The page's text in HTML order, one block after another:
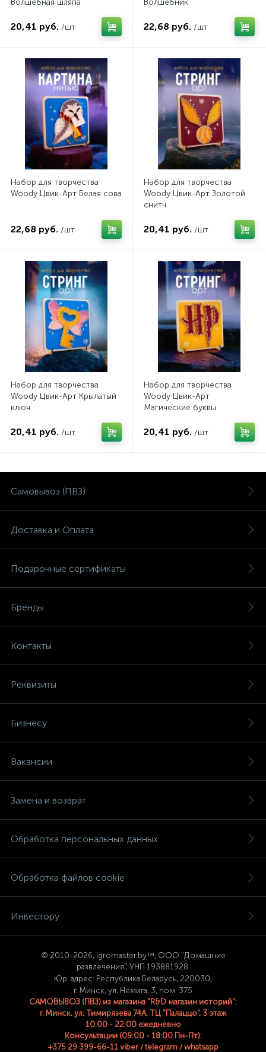
Волшебная шляпа
20,41 руб. /шт
Волшебник
22,68 руб. /шт
Набор для творчества
Woody Цвик-Арт Белая сова
22,68 руб. /шт
Набор для творчества
Woody Цвик-Арт Золотой
снитч
20,41 руб. /шт
Набор для творчества
Woody Цвик-Арт Крылатый
ключ
20,41 руб. /шт
Набор для творчества
Woody Цвик-Арт
Магические буквы
20,41 руб. /шт
Самовывоз (ПВЗ)
Доставка и Оплата
Подарочные сертификаты
Бренды
Контакты
Реквизиты
Бизнесу
Вакансии
Замена и возврат
Обработка персональных данных
Обработка файлов cookie
Инвестору
© 2010-2026, igromaster.by™, ООО "Домашние
развлечения", УНП 193881928.
Юр. адрес: Республика Беларусь, 220030,
г. Минск, ул. Немига, 3, пом. 375
САМОВЫВОЗ (ПВЗ) из магазина "R&D магазин историй":
г. Минск, ул. Тимирязева 74A, ТЦ "Палаццо", 3 этаж
10:00 - 22:00 ежедневно
Консультации (09:00 - 18:00 Пн-Пт):
+375 29 399-66-11 viber / telegram / whatsapp